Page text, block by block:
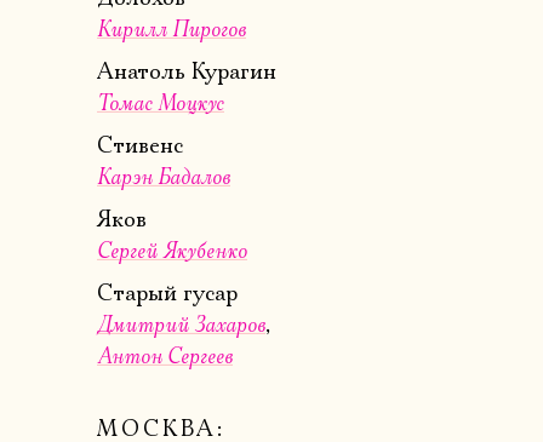
Кирилл Пирогов
Анатоль Курагин
Томас Моцкус
Стивенс
Карэн Бадалов
Яков
Сергей Якубенко
Старый гусар
Дмитрий Захаров
Антон Сергеев
МОСКВА: